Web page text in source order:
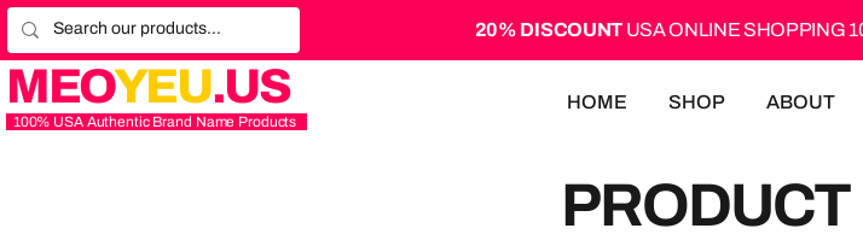
20% DISCOUNTUSA ONLINE SHOPPING
MEOYEU.US
100% USA Authentic Brand Name Products
HOME SHOP ABOUT